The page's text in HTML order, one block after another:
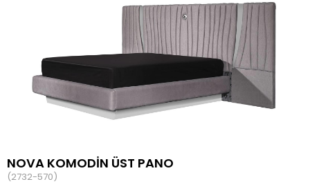
NOVA KOMODİN ÜST PANO
(2732-570)